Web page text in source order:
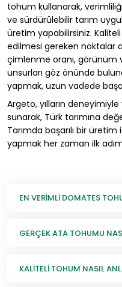
tohum kullanarak,
ve sürdürülebilir tarım
üretim yapabilirsiniz.
edilmesi gereken noktalar
çimlenme oranı, görünüm
unsurları göz önünde
yapmak, uzun vadede
Argeto, yılların
sunarak, Türk tarımına
Tarımda başarılı bir
yapmak her zaman ilk
EN VERIMLI DOMATES
GERÇEK ATA TOHUMU
KALITELI TOHUM NASIL